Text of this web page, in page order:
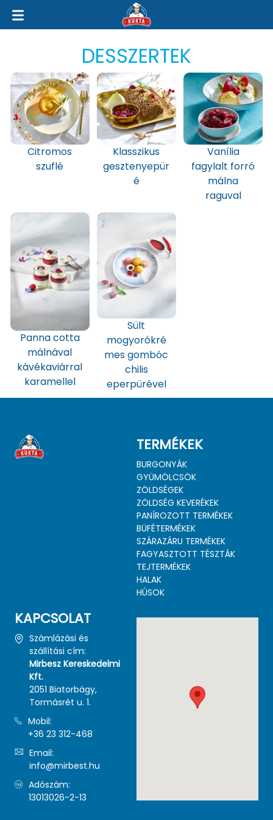
DESSZERTEK
Citromos
szuflé
Klasszikus
gesztenyepür
é
Vanília
fagylalt forró
málna
raguval
Panna cotta
málnával
kávékaviárral
karamellel
Sült
mogyorókré
mes gombóc
chilis
eperpürével
TERMÉKEK
BURGONYÁK
GYÜMÖLCSÖK
ZÖLDSÉGEK
ZÖLDSÉG KEVERÉKEK
PANÍROZOTT TERMÉKEK
BÜFÉTERMÉKEK
SZÁRAZÁRU TERMÉKEK
FAGYASZTOTT TÉSZTÁK
TEJTERMÉKEK
HALAK
HÚSOK
KAPCSOLAT
Számlázási és
szállítási cím:
Mirbesz Kereskedelmi
Kft.
2051 Biatorbágy,
Tormásrét u. 1.
Mobil:
+36 23 312-468
Email:
info@mirbest.hu
Adószám:
13013026-2-13